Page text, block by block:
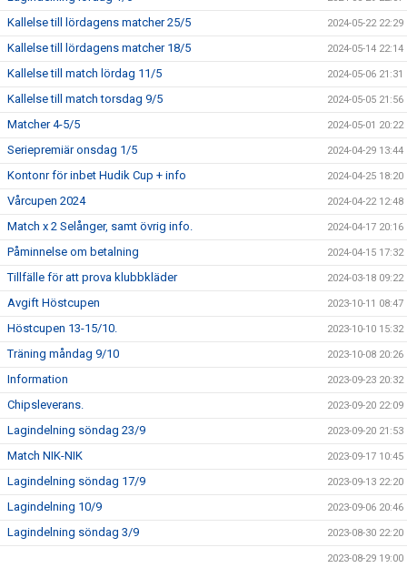
Kallelse till lördagens matcher 25/5 2024-05-22 22:29
Kallelse till lördagens matcher 18/5 2024-05-14 22:14
Kallelse till match lördag 11/5 2024-05-06 21:31
Kallelse till match torsdag 9/5 2024-05-05 21:56
Matcher 4-5/5 2024-05-01 20:22
Seriepremiär onsdag 1/5 2024-04-29 13:44
Kontonr för inbet Hudik Cup + info 2024-04-25 18:20
Vårcupen 2024 2024-04-22 12:48
Match x 2 Selånger, samt övrig info. 2024-04-17 20:16
Påminnelse om betalning 2024-04-15 17:32
Tillfälle för att prova klubbkläder 2024-03-18 09:22
Avgift Höstcupen 2023-10-11 08:47
Höstcupen 13-15/10. 2023-10-10 15:32
Träning måndag 9/10 2023-10-08 20:26
Information 2023-09-23 20:32
Chipsleverans. 2023-09-20 22:09
Lagindelning söndag 23/9 2023-09-20 21:53
Match NIK-NIK 2023-09-17 10:45
Lagindelning söndag 17/9 2023-09-13 22:20
Lagindelning 10/9 2023-09-06 20:46
Lagindelning söndag 3/9 2023-08-30 22:20
2023-08-29 19:00